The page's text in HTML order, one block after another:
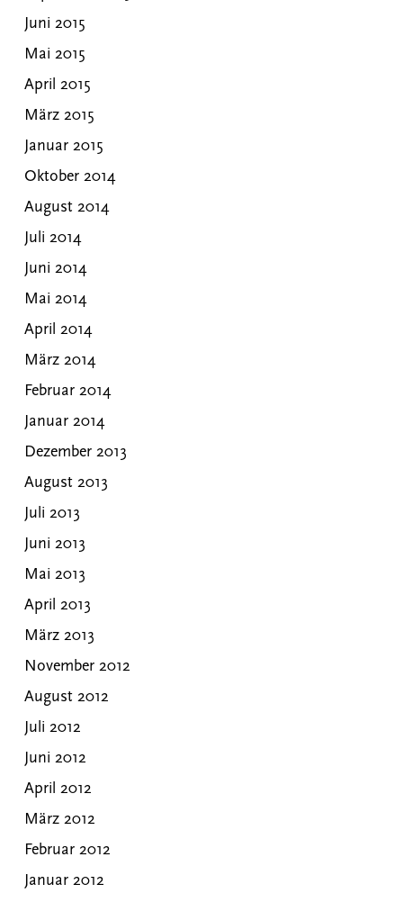
Juni 2015
Mai 2015
April 2015
März 2015
Januar 2015
Oktober 2014
August 2014
Juli 2014
Juni 2014
Mai 2014
April 2014
März 2014
Februar 2014
Januar 2014
Dezember 2013
August 2013
Juli 2013
Juni 2013
Mai 2013
April 2013
März 2013
November 2012
August 2012
Juli 2012
Juni 2012
April 2012
März 2012
Februar 2012
Januar 2012